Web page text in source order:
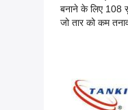
बनाने के लिए 108
जो तार को कम